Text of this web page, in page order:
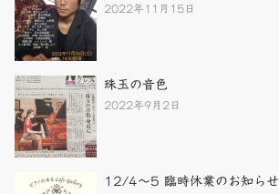
2022年11月15日
珠玉の音色
2022年9月2日
12/4～5 臨時休業のお知らせ